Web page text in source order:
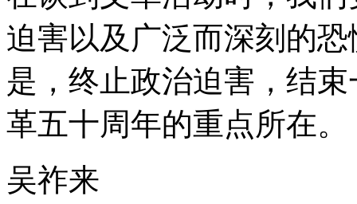
迫害以及广泛而深刻的
是，终止政治迫害，结
革五十周年的重点所在。
吴祚来